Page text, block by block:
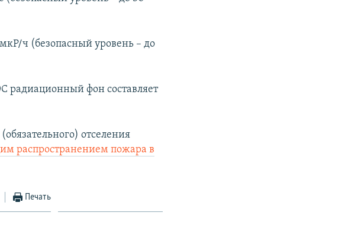
ч (безопасный уровень – до
фон составляет
отселения
распространением пожара в
Печать